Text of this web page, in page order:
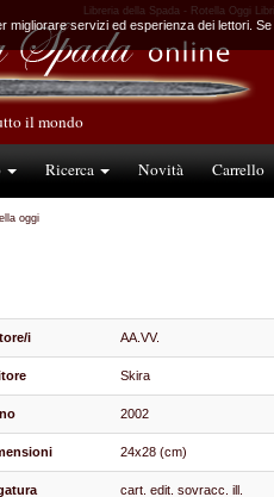
Libreria della Spada - Rotella Oggi
il mondo
Ricerca Novità Carrello
oggi
i AA.VV.
Skira
2002
24x28 (cm)
cart. edit. sovracc. ill.
migliorare servizi ed esperienza dei lettori.